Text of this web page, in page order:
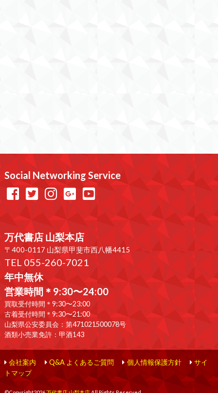
Social Networking Service
万代書店 山梨本店
〒400-0117 山梨県甲斐市西八幡4415
TEL 055-260-7021
年中無休
営業時間＊9:30〜24:00
買取受付時間＊9:30〜23:00
古着受付時間＊9:30〜21:00
山梨県公安委員会：第471021500078号
酒類小売業免許：甲酒143
会社案内 Q&A よくあるご質問 個人情報保護方針
サイ
トマップ